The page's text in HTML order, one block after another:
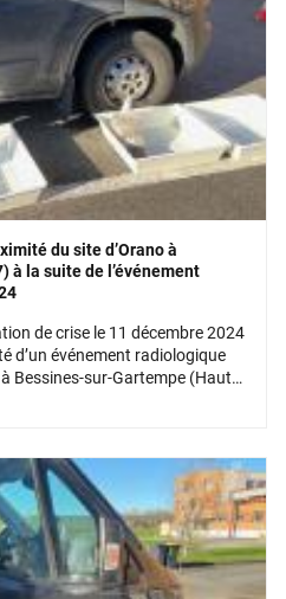
du site d’Orano à
à la suite de l’événement
de crise le 11 décembre 2024
d’un événement radiologique
à Bessines-sur-Gartempe (Haute